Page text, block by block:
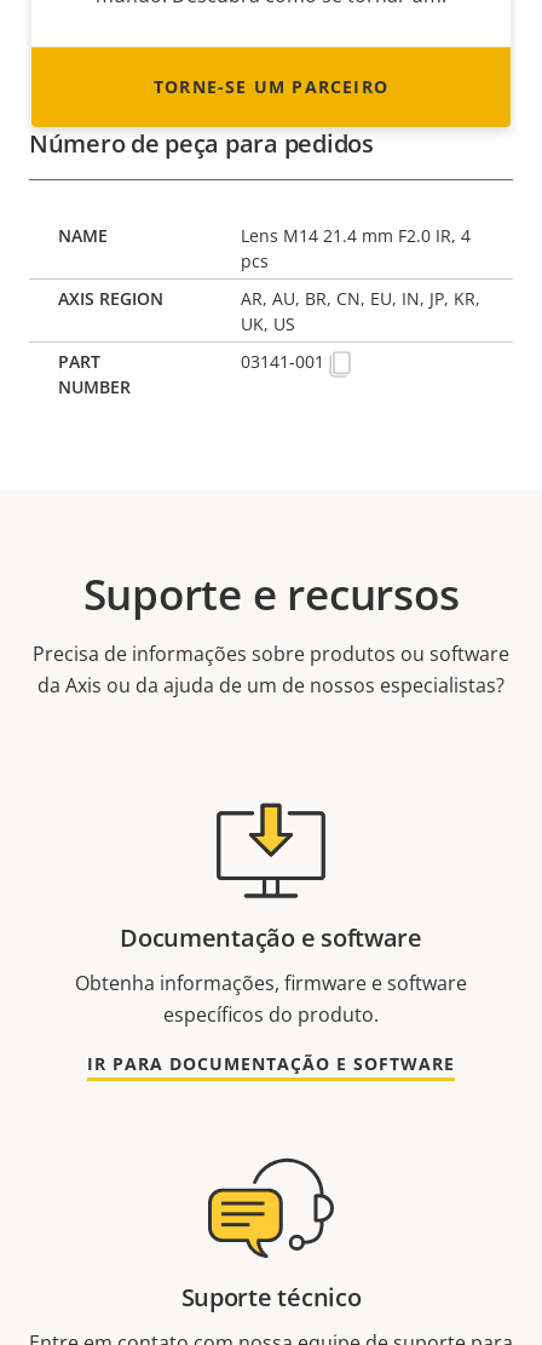
TORNE-SE UM PARCEIRO
Número de peça para pedidos
Lens M14 21.4 mm F2.0 IR, 4
pcs
AR, AU, BR, CN, EU, IN, JP, KR,
UK, US
03141-001
Suporte e recursos
Precisa de informações sobre produtos ou software
da Axis ou da ajuda de um de nossos especialistas?
Documentação e software
Obtenha informações, firmware e software
específicos do produto.
IR PARA DOCUMENTAÇÃO E SOFTWARE
Suporte técnico